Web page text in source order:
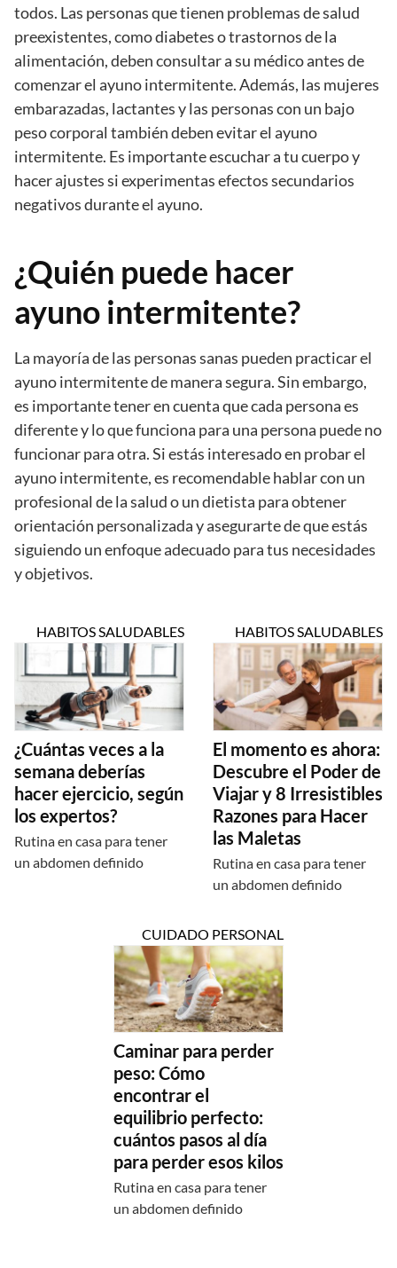
todos. Las personas que tienen problemas de salud
preexistentes, como diabetes o trastornos de la
alimentación, deben consultar a su médico antes de
comenzar el ayuno intermitente. Además, las mujeres
embarazadas, lactantes y las personas con un bajo
peso corporal también deben evitar el ayuno
intermitente. Es importante escuchar a tu cuerpo y
hacer ajustes si experimentas efectos secundarios
negativos durante el ayuno.
¿Quién puede hacer
ayuno intermitente?
La mayoría de las personas sanas pueden practicar el
ayuno intermitente de manera segura. Sin embargo,
es importante tener en cuenta que cada persona es
diferente y lo que funciona para una persona puede no
funcionar para otra. Si estás interesado en probar el
ayuno intermitente, es recomendable hablar con un
profesional de la salud o un dietista para obtener
orientación personalizada y asegurarte de que estás
siguiendo un enfoque adecuado para tus necesidades
y objetivos.
HABITOS SALUDABLES
¿Cuántas veces a la
semana deberías
hacer ejercicio, según
los expertos?
Rutina en casa para tener
un abdomen definido
HABITOS SALUDABLES
El momento es ahora:
Descubre el Poder de
Viajar y 8 Irresistibles
Razones para Hacer
las Maletas
Rutina en casa para tener
un abdomen definido
CUIDADO PERSONAL
Caminar para perder
peso: Cómo
encontrar el
equilibrio perfecto:
cuántos pasos al día
para perder esos kilos
Rutina en casa para tener
un abdomen definido